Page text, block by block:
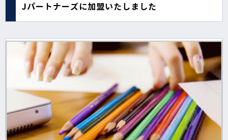
Jパートナーズに加盟いたしました